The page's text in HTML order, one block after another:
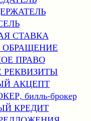
СТАВКА
ОБРАЩЕНИЕ
ПРАВО
РЕКВИЗИТЫ
АКЦЕПТ
билль-брокер
КРЕДИТ